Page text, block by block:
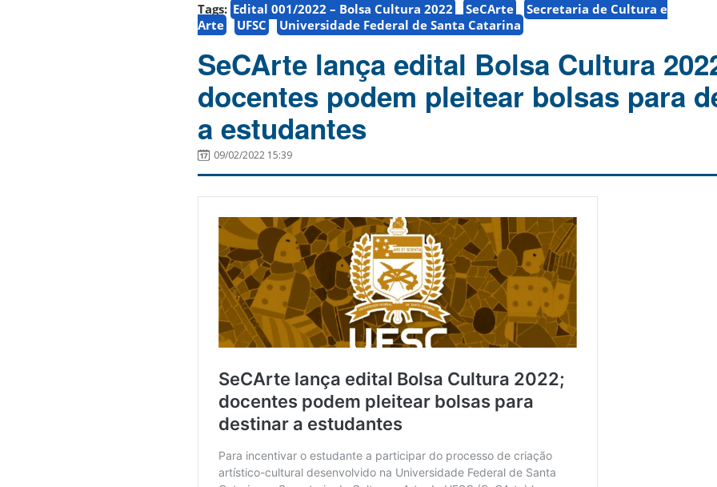
Tags: Edital 001/2022 – Bolsa Cultura 2022 SeCArte
Secretaria de Cultura e
Arte
UFSC Universidade Federal de Santa Catarina
SeCArte lança edital Bolsa Cultura
docentes podem pleitear bolsas para
a estudantes
09/02/2022 15:39